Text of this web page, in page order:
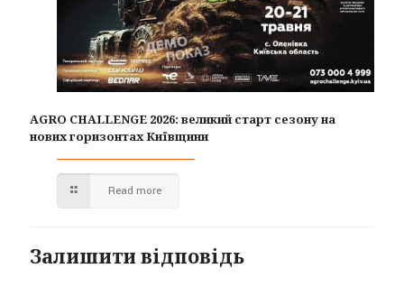
AGRO CHALLENGE 2026: великий старт сезону на
нових горизонтах Київщини
Read more
Залишити відповідь